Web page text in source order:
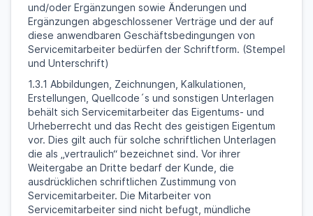
und/oder Ergänzungen sowie Änderungen und
Ergänzungen abgeschlossener Verträge und der auf
diese anwendbaren Geschäftsbedingungen von
Servicemitarbeiter bedürfen der Schriftform. (Stempel
und Unterschrift)
1.3.1 Abbildungen, Zeichnungen, Kalkulationen,
Erstellungen, Quellcode´s und sonstigen Unterlagen
behält sich Servicemitarbeiter das Eigentums- und
Urheberrecht und das Recht des geistigen Eigentum
vor. Dies gilt auch für solche schriftlichen Unterlagen
die als „vertraulich“ bezeichnet sind. Vor ihrer
Weitergabe an Dritte bedarf der Kunde, die
ausdrücklichen schriftlichen Zustimmung von
Servicemitarbeiter. Die Mitarbeiter von
Servicemitarbeiter sind nicht befugt, mündliche